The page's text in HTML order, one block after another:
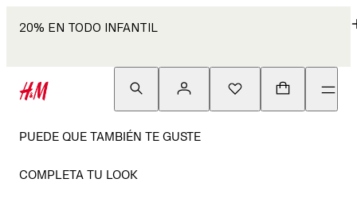
20% EN TODO INFANTIL
PUEDE QUE TAMBIÉN TE GUSTE
COMPLETA TU LOOK